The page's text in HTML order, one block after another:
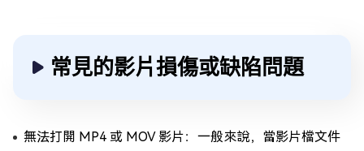
常見的影片損傷或缺陷問題
無法打開 MP4 或 MOV 影片：一般來說，當影片檔文件